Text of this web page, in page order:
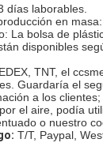
días laborables.
en
La bolsa de
disponibles
TNT, el
Guardaría el
a los clientes;
el aire, podía
o nuestro
T/T, Paypal,